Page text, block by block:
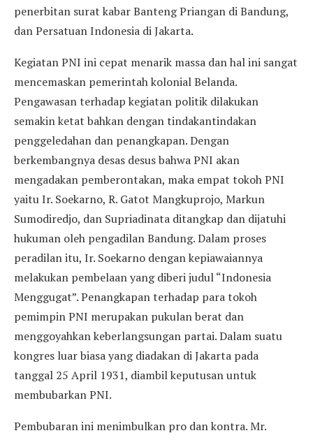
penerbitan surat kabar Banteng Priangan di Bandung,
dan Persatuan Indonesia di Jakarta.
Kegiatan PNI ini cepat menarik massa dan hal ini sangat
mencemaskan pemerintah kolonial Belanda.
Pengawasan terhadap kegiatan politik dilakukan
semakin ketat bahkan dengan tindakantindakan
penggeledahan dan penangkapan. Dengan
berkembangnya desas desus bahwa PNI akan
mengadakan pemberontakan, maka empat tokoh PNI
yaitu Ir. Soekarno, R. Gatot Mangkuprojo, Markun
Sumodiredjo, dan Supriadinata ditangkap dan dijatuhi
hukuman oleh pengadilan Bandung. Dalam proses
peradilan itu, Ir. Soekarno dengan kepiawaiannya
melakukan pembelaan yang diberi judul “Indonesia
Menggugat”. Penangkapan terhadap para tokoh
pemimpin PNI merupakan pukulan berat dan
menggoyahkan keberlangsungan partai. Dalam suatu
kongres luar biasa yang diadakan di Jakarta pada
tanggal 25 April 1931, diambil keputusan untuk
membubarkan PNI.
Pembubaran ini menimbulkan pro dan kontra. Mr.